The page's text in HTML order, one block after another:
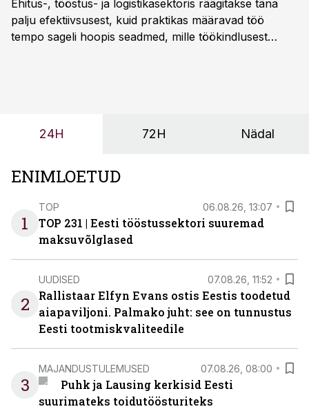
Ehitus-, tööstus- ja logistikasektoris räägitakse täna
palju efektiivsusest, kuid praktikas määravad töö
tempo sageli hoopis seadmed, mille töökindlusest
24H 72H Nädal
ENIMLOETUD
1
TOP 06.08.26, 13:07
TOP 231 | Eesti tööstussektori suuremad
maksuvõlglased
2
UUDISED 07.08.26, 11:52
Rallistaar Elfyn Evans ostis Eestis toodetud
aiapaviljoni. Palmako juht: see on tunnustus
Eesti tootmiskvaliteedile
3
MAJANDUSTULEMUSED 07.08.26, 08:00
Puhk ja Lausing kerkisid Eesti
suurimateks toidutöösturiteks